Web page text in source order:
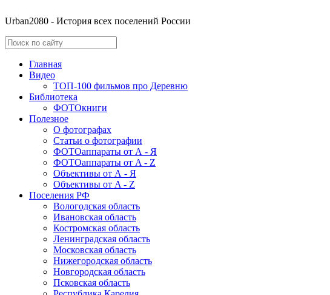
Urban2080 - История всех поселений России
Главная
Видео
ТОП-100 фильмов про Деревню
Библиотека
ФОТОкниги
Полезное
О фотографах
Статьи о фотографии
ФОТОаппараты от А - Я
ФОТОаппараты от A - Z
Объективы от А - Я
Объективы от A - Z
Поселения РФ
Вологодская область
Ивановская область
Костромская область
Ленинградская область
Московская область
Нижегородская область
Новгородская область
Псковская область